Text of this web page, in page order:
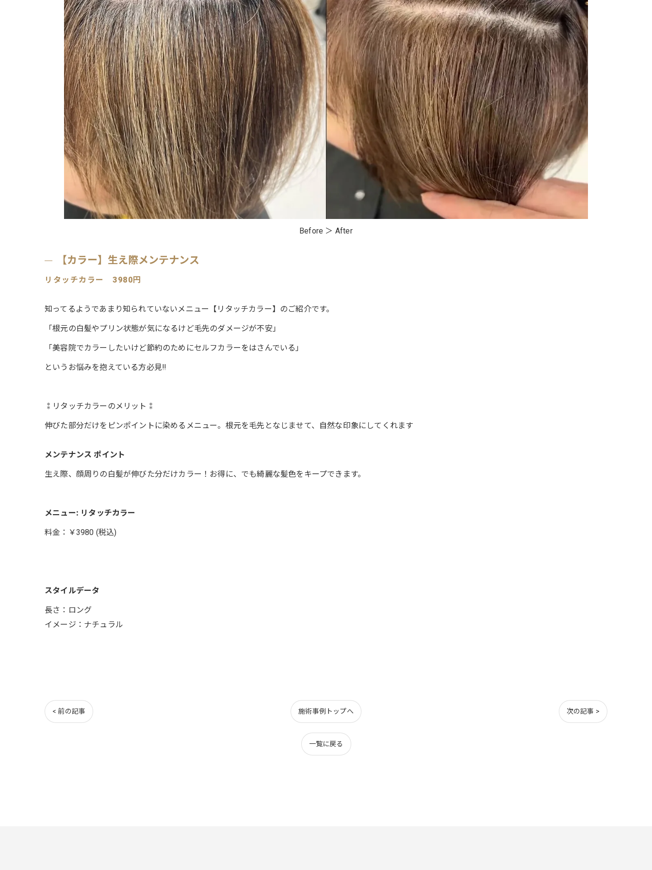
Before ＞ After
【カラー】生え際メンテナンス
リタッチカラー 3980円
知ってるようであまり知られていないメニュー【リタッチカラー】のご紹介です。
「根元の白髪やプリン状態が気になるけど毛先のダメージが不安」
「美容院でカラーしたいけど節約のためにセルフカラーをはさんでいる」
というお悩みを抱えている方必見‼︎
⁑リタッチカラーのメリット⁑
伸びた部分だけをピンポイントに染めるメニュー。根元を毛先となじませて、自然な印象にしてくれます
メンテナンス ポイント
生え際、顔周りの白髪が伸びた分だけカラー！お得に、でも綺麗な髪色をキープできます。
メニュー: リタッチカラー
料金：￥3980 (税込)
スタイルデータ
長さ：ロング
イメージ：ナチュラル
< 前の記事 施術事例トップへ 次の記事 >
一覧に戻る